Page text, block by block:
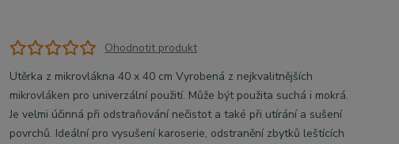
Ohodnotit produkt
Utěrka z mikrovlákna 40 x 40 cm Vyrobená z nejkvalitnějších
mikrovláken pro univerzální použití. Může být použita suchá i mokrá.
Je velmi účinná při odstraňování nečistot a také při utírání a sušení
povrchů. Ideální pro vysušení karoserie, odstranění zbytků leštících